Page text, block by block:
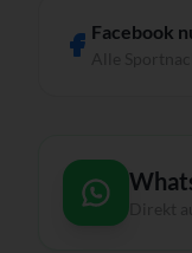
Facebook